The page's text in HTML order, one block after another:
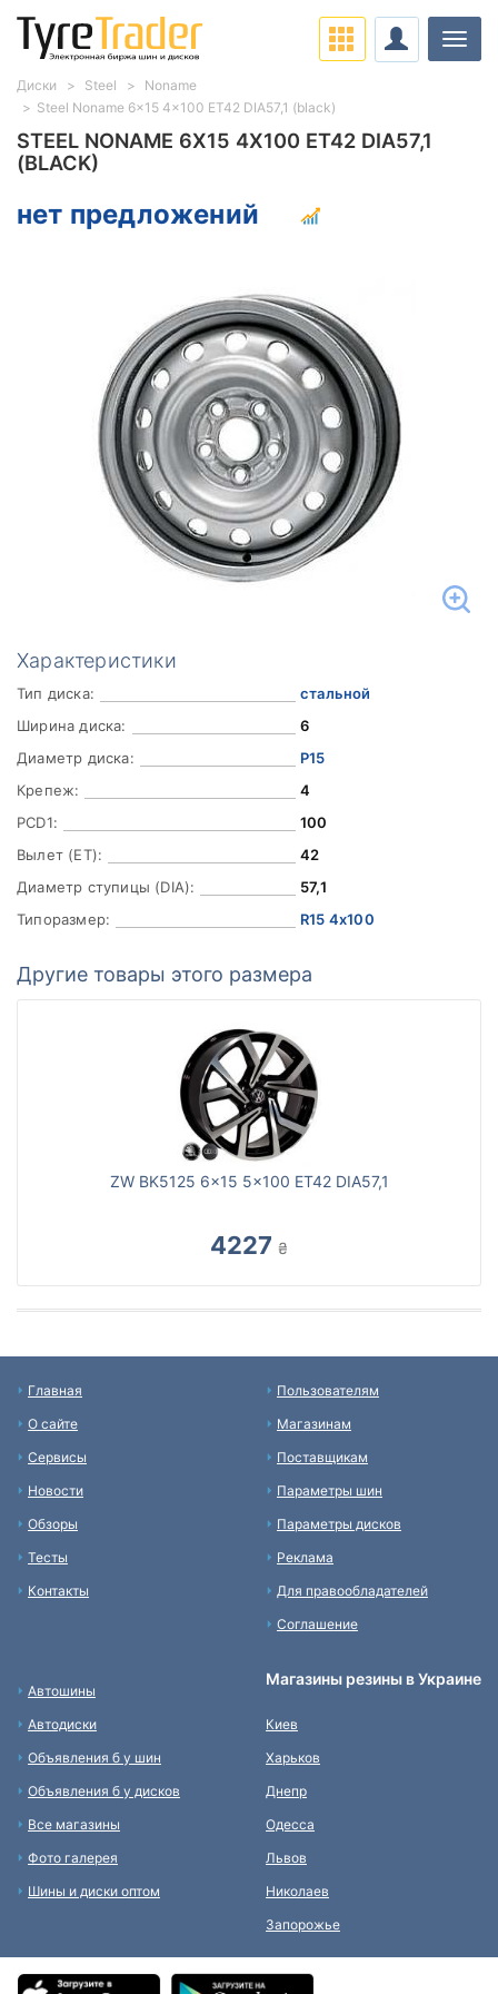
STEEL NONAME 6X15 4X100 ET42 DIA57,1
(BLACK)
нет предложений
Характеристики
Тип диска:
стальной
Ширина диска:
6
Диаметр диска:
Р15
Крепеж:
4
PCD1:
100
Вылет (ET):
42
Диаметр ступицы (DIA):
57,1
Типоразмер:
R15 4x100
Другие товары этого размера
ZW BK5125 6x15 5x100 ET42 DIA57,1
4227 ₴
Диски Steel
Noname
Steel Noname 6x15 4x100 ET42 DIA57,1 (black)
Главная
О сайте
Сервисы
Новости
Обзоры
Тесты
Контакты
Пользователям
Магазинам
Поставщикам
Параметры шин
Параметры дисков
Реклама
Для правообладателей
Соглашение
Автошины
Автодиски
Объявления б у шин
Объявления б у дисков
Все магазины
Фото галерея
Шины и диски оптом
Магазины резины в Украине
Киев
Харьков
Днепр
Одесса
Львов
Николаев
Запорожье